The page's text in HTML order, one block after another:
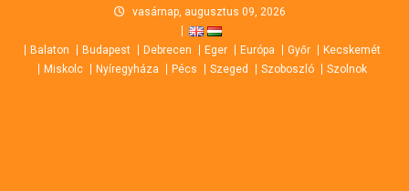
content
vasárnap, augusztus 09, 2026
Balaton Budapest Debrecen Eger Európa Győr
Kecskemét
Miskolc
Nyíregyháza Pécs Szeged Szoboszló Szolnok